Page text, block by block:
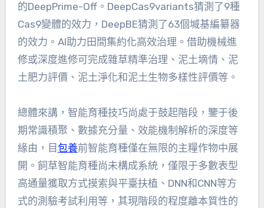
的DeepPrime-Off。DeepCas9variants猜測了9種
Cas9變體的效力，DeepBE猜測了63個堿基編纂器
的效力。AI助力田間集約化高效治理。借助機械進
修或深度進修可完成雜草精準治理、泥土墑情、泥
土肥力評價、泥土淨化和泥土生物多樣性評價等。
總體來講，智能育種技巧尚處于鼓起階段，鑒于後
期常識積聚、數據充分量、效能機制解析的深度等
緣由，目 包養前智能育種僅在無限的主糧作物中展
開。飼草智能育種尚未構成系統，僅限于多數表型
高通量獲取方式摸索與平臺扶植、DNN和CNN等方
式的測驗考試利用等，其現階段的程度離本質性的